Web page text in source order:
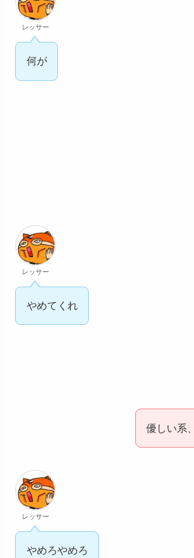
レッサー
何が
レッサー
やめてくれ
優しい系
レッサー
やめろやめろ